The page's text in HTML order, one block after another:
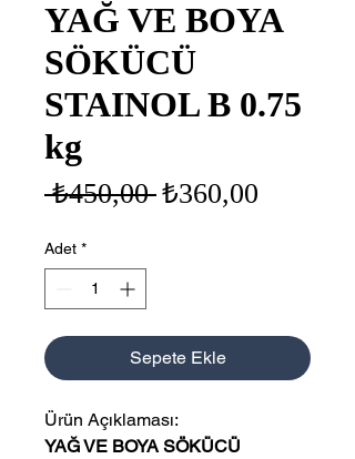
YAĞ VE BOYA
SÖKÜCÜ
STAINOL B 0.75
kg
₺450,00 Normal
₺360,00
Adet *
Sepete Ekle
Ürün Açıklaması:
YAĞ VE BOYA SÖKÜCÜ